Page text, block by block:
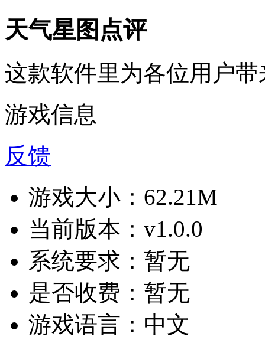
天气星图点评
这款软件里为各位用户
游戏信息
反馈
游戏大小： 62.21M
当前版本： v1.0.0
系统要求： 暂无
是否收费： 暂无
游戏语言： 中文